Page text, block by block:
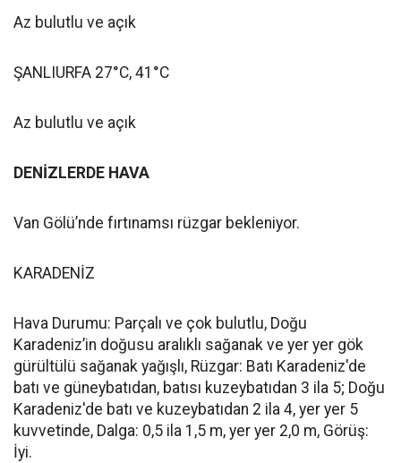
Az bulutlu ve açık
ŞANLIURFA 27°C, 41°C
Az bulutlu ve açık
DENİZLERDE HAVA
Van Gölü’nde fırtınamsı rüzgar bekleniyor.
KARADENİZ
Hava Durumu: Parçalı ve çok bulutlu, Doğu
Karadeniz’in doğusu aralıklı sağanak ve yer yer gök
gürültülü sağanak yağışlı, Rüzgar: Batı Karadeniz'de
batı ve güneybatıdan, batısı kuzeybatıdan 3 ila 5; Doğu
Karadeniz'de batı ve kuzeybatıdan 2 ila 4, yer yer 5
kuvvetinde, Dalga: 0,5 ila 1,5 m, yer yer 2,0 m, Görüş:
İyi.